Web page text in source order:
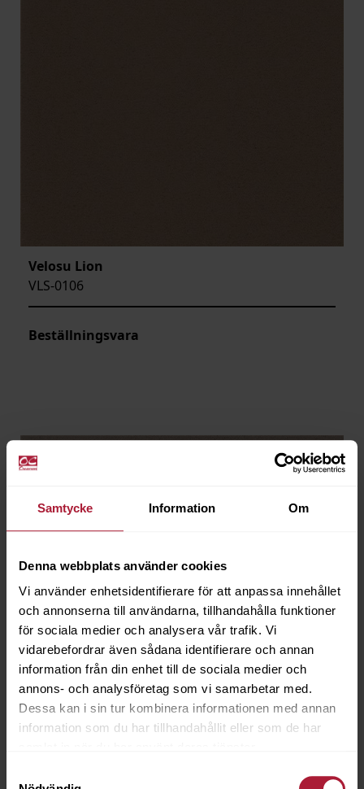
Samtycke Information Om
Denna webbplats använder cookies
Vi använder enhetsidentifierare för att anpassa innehållet
och annonserna till användarna, tillhandahålla funktioner
för sociala medier och analysera vår trafik. Vi
vidarebefordrar även sådana identifierare och annan
information från din enhet till de sociala medier och
annons- och analysföretag som vi samarbetar med.
Dessa kan i sin tur kombinera informationen med annan
information som du har tillhandahållit eller som de har
Velosu Lion
VLS-0106
Beställningsvara